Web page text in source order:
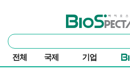
바이오스펙테이터
통
합
검
색
전체 국제 기업